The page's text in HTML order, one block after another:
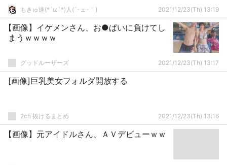
もきゅ速(*´ω`*)人(´･ェ･｀) 2021/12/23(Th) 13:19
【画像】イケメンさん、お●ぱいに負けてし
まうｗｗｗｗ
グッドルーザーズ 2021/12/23(Th) 13:17
[画像]巨乳美女フォルダ開放する
2ch 抜けるまとめ 2021/12/23(Th) 13:16
【画像】元アイドルさん、ＡＶデビューｗｗ